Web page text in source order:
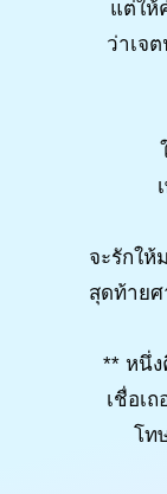
แต่ให้
ว่าเจ
จะรักให้
สุดท้ายศ
** หนึ่ง
เชื่อเ
โท